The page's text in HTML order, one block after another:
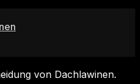
von Dachlawinen.